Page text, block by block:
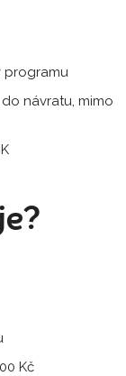
programu
návratu, mimo
Kč